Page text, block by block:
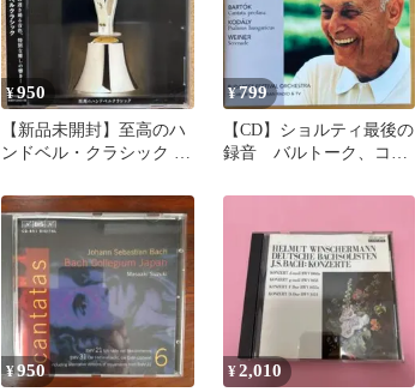
¥950
【新品未開封】至高のハ
ンドベル・クラシック ／
¥799
【CD】ショルティ最後の
録音 バルトーク、コダ
¥950 ¥2,010